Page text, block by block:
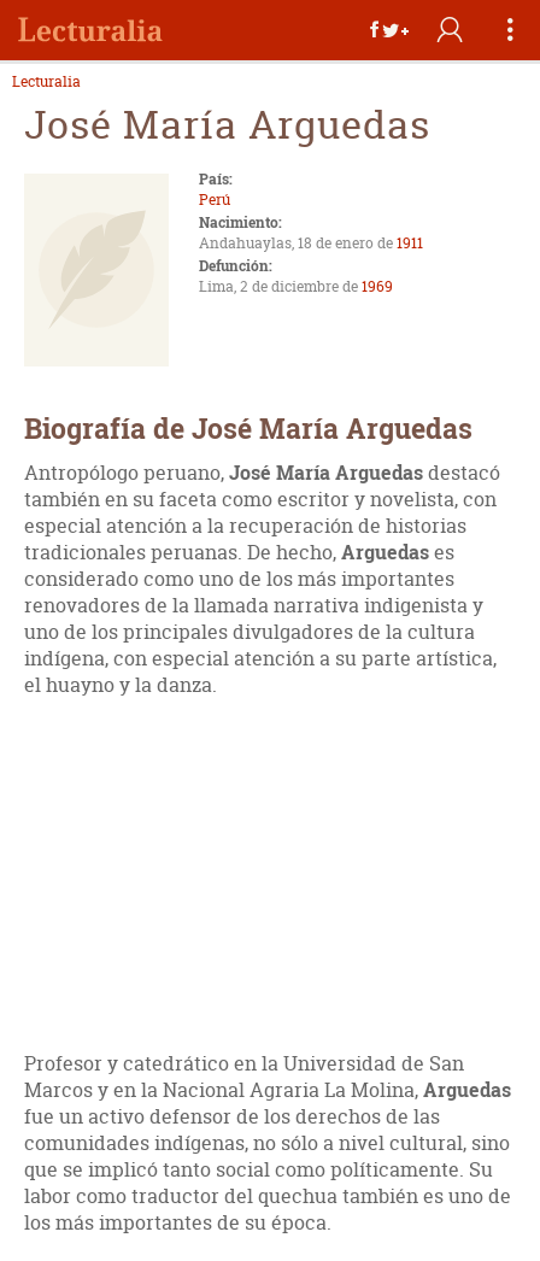
Lecturalia
José María Arguedas
País:
Perú
Nacimiento:
Andahuaylas, 18 de enero de1911
Defunción:
Lima, 2 de diciembre de1969
Biografía de José María Arguedas
Antropólogo peruano,José María Arguedasdestacó
también en su faceta como escritor y novelista, con
especial atención a la recuperación de historias
tradicionales peruanas. De hecho,Arguedases
considerado como uno de los más importantes
renovadores de la llamada narrativa indigenista y
uno de los principales divulgadores de la cultura
indígena, con especial atención a su parte artística,
el huayno y la danza.
Profesor y catedrático en la Universidad de San
Marcos y en la Nacional Agraria La Molina,Arguedas
fue un activo defensor de los derechos de las
comunidades indígenas, no sólo a nivel cultural, sino
que se implicó tanto social como políticamente. Su
labor como traductor del quechua también es uno de
los más importantes de su época.